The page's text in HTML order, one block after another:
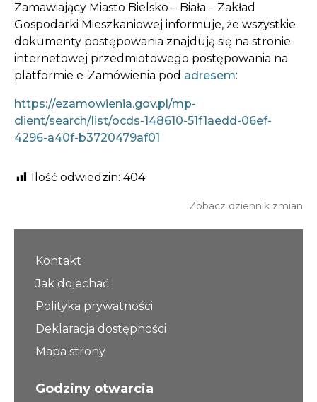
Zamawiający Miasto Bielsko – Biała – Zakład
Gospodarki Mieszkaniowej informuje, że wszystkie
dokumenty postępowania znajdują się na stronie
internetowej przedmiotowego postępowania na
platformie e-Zamówienia pod adresem:
https://ezamowienia.gov.pl/mp-
client/search/list/ocds-148610-51f1aedd-06ef-
4296-a40f-b3720479af01
Ilość odwiedzin: 404
Zobacz dziennik zmian
Kontakt
Jak dojechać
Polityka prywatności
Deklaracja dostępności
Mapa strony
Godziny otwarcia